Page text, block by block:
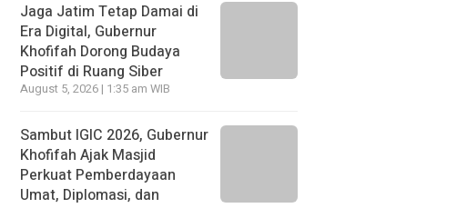
Jaga Jatim Tetap Damai di
Era Digital, Gubernur
Khofifah Dorong Budaya
Positif di Ruang Siber
August 5, 2026 | 1:35 am WIB
Sambut IGIC 2026, Gubernur
Khofifah Ajak Masjid
Perkuat Pemberdayaan
Umat, Diplomasi, dan